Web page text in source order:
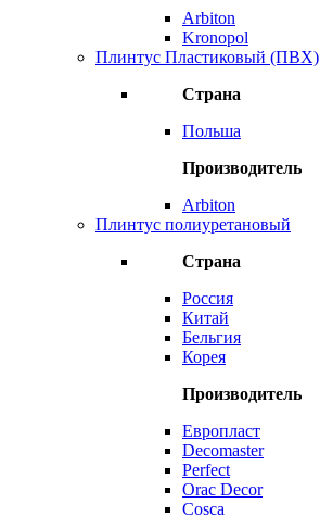
Arbiton
Kronopol
Плинтус Пластиковый (ПВХ)
Страна
Польша
Производитель
Arbiton
Плинтус полиуретановый
Страна
Россия
Китай
Бельгия
Корея
Производитель
Европласт
Decomaster
Perfect
Orac Decor
Cosca